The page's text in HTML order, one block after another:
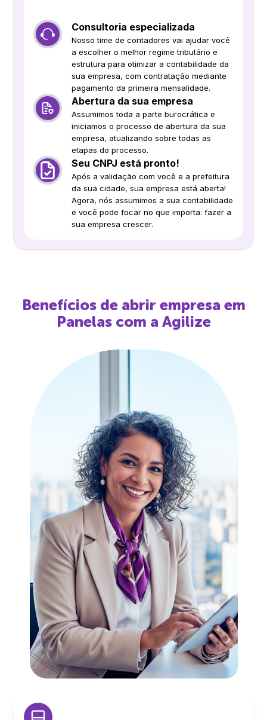
Consultoria especializada
Nosso time de contadores vai ajudar você
a escolher o melhor regime tributário e
estrutura para otimizar a contabilidade da
sua empresa, com contratação mediante
pagamento da primeira mensalidade.
Abertura da sua empresa
Assumimos toda a parte burocrática e
iniciamos o processo de abertura da sua
empresa, atualizando sobre todas as
etapas do processo.
Seu CNPJ está pronto!
Após a validação com você e a prefeitura
da sua cidade, sua empresa está aberta!
Agora, nós assumimos a sua contabilidade
e você pode focar no que importa: fazer a
sua empresa crescer.
Benefícios de abrir empresa em
Panelascom a Agilize